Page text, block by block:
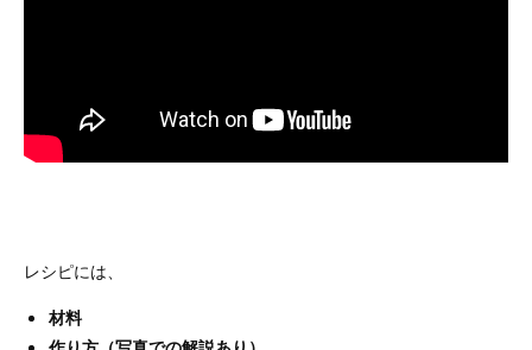
レシピには、
材料